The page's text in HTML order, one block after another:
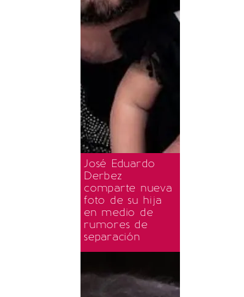
José Eduardo
Derbez
comparte nueva
foto de su hija
en medio de
rumores de
separación